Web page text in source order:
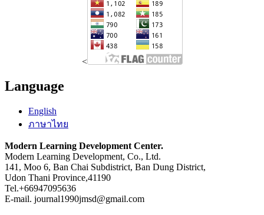
<
Language
English
ภาษาไทย
Modern Learning Development Center.
Modern Learning Development, Co., Ltd.
141, Moo 6, Ban Chai Subdistrict, Ban Dung District,
Udon Thani Province,41190
Tel.+66947095636
E-mail. journal1990jmsd@gmail.com